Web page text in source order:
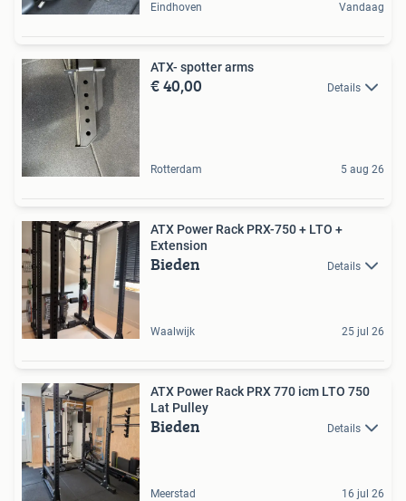
Eindhoven Vandaag
ATX- spotter arms
€ 40,00 Details
Rotterdam 5 aug 26
ATX Power Rack PRX-750 + LTO +
Extension
Bieden Details
Waalwijk 25 jul 26
ATX Power Rack PRX 770 icm LTO 750
Lat Pulley
Bieden Details
Meerstad 16 jul 26